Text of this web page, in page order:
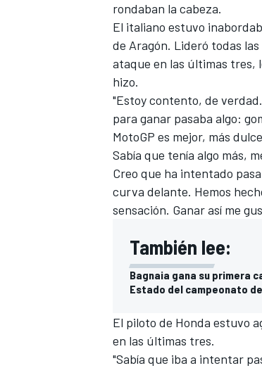
FÓRMULA E
WRC
rondaban la cabeza.
El italiano estuvo
de Aragón. Lideró todas
ataque en las últimas tres,
hizo.
"Estoy contento, de
para ganar pasaba algo:
MotoGP es mejor, más
Sabía que tenía algo más,
Creo que ha intentado
curva delante. Hemos
sensación. Ganar así me
También lee:
Bagnaia gana su primera
Estado del campeonato
El piloto de Honda estuvo
en las últimas tres.
"Sabía que iba a intentar